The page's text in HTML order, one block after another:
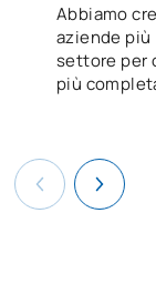
Abbiamo
aziende
settore per
più